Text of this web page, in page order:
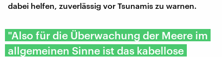
dabei helfen, zuverlässig vor Tsunamis zu warnen.
"Also für die Überwachung der Meere im
allgemeinen Sinne ist das kabellose